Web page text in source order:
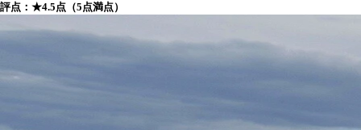
評点：★4.5点（5点満点）